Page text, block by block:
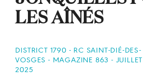
LES AÎNÉS
DISTRICT 1790 - RC SAINT-DIÉ-DES-
VOSGES - MAGAZINE 863 - JUILLET
2025